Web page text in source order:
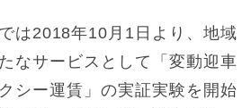
は2018年10月1日より、地域
なサービスとして「変動迎車
シー運賃」の実証実験を開始